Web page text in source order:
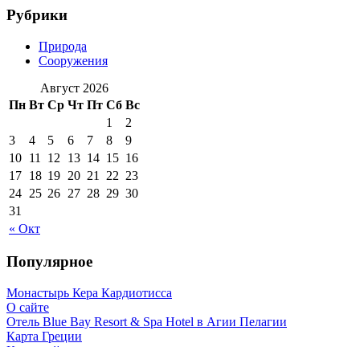
Рубрики
Природа
Сооружения
Август 2026
Пн Вт Ср Чт Пт Сб Вс
« Окт
1
2
3
4 5 6 7 8
9
10 11 12 13 14 15 16
17 18 19 20 21 22 23
24 25 26 27 28 29 30
31
Популярное
Монастырь Кера Кардиотисса
О сайте
Отель Blue Bay Resort & Spa Hotel в Агии Пелагии
Карта Греции